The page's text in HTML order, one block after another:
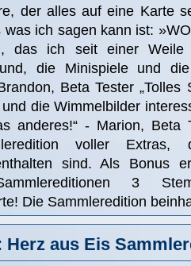
der alles auf eine Karte
was ich sagen kann ist:
das ich seit einer Weile
die Minispiele und
Beta Tester „Tolles
die Wimmelbilder
anderes!“ - Marion, Beta
voller
sind. Als Bonus
3
Die Sammleredition
Herz aus Eis